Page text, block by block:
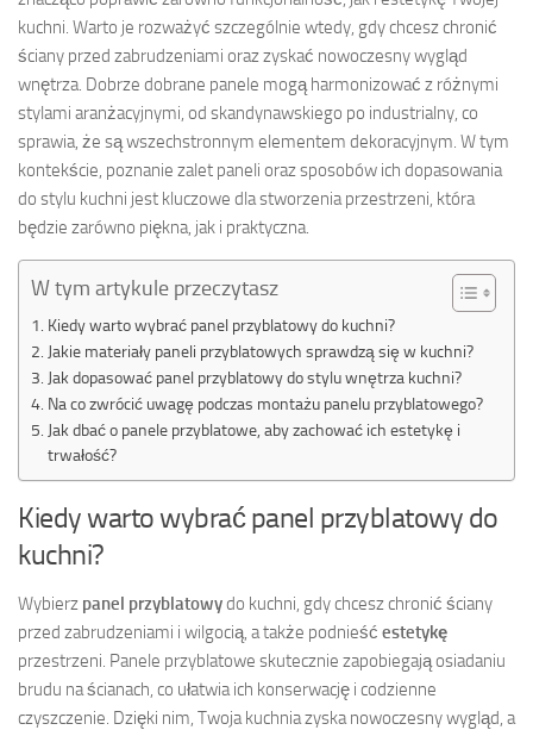
kuchni. Warto je rozważyć szczególnie wtedy, gdy chcesz chronić
ściany przed zabrudzeniami oraz zyskać nowoczesny wygląd
wnętrza. Dobrze dobrane panele mogą harmonizować z różnymi
stylami aranżacyjnymi, od skandynawskiego po industrialny, co
sprawia, że są wszechstronnym elementem dekoracyjnym. W tym
kontekście, poznanie zalet paneli oraz sposobów ich dopasowania
do stylu kuchni jest kluczowe dla stworzenia przestrzeni, która
będzie zarówno piękna, jak i praktyczna.
W tym artykule przeczytasz
Kiedy warto wybrać panel przyblatowy do kuchni?
Jakie materiały paneli przyblatowych sprawdzą się w kuchni?
Jak dopasować panel przyblatowy do stylu wnętrza kuchni?
Na co zwrócić uwagę podczas montażu panelu przyblatowego?
Jak dbać o panele przyblatowe, aby zachować ich estetykę i
trwałość?
Kiedy warto wybrać panel przyblatowy do
kuchni?
Wybierz panel przyblatowydo kuchni, gdy chcesz chronić ściany
przed zabrudzeniami i wilgocią, a także podnieść estetykę
przestrzeni. Panele przyblatowe skutecznie zapobiegają osiadaniu
brudu na ścianach, co ułatwia ich konserwację i codzienne
czyszczenie. Dzięki nim, Twoja kuchnia zyska nowoczesny wygląd, a